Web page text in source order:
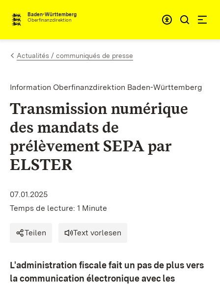
Passer au contenu
Baden-Württemberg
Oberfinanzdirektion
Actualités / communiqués de presse
Information Oberfinanzdirektion Baden-Württemberg
Transmission numérique
des mandats de
prélèvement SEPA par
ELSTER
07.01.2025
Temps de lecture: 1 Minute
Teilen Text vorlesen
L'administration fiscale fait un pas de plus vers
la communication électronique avec les